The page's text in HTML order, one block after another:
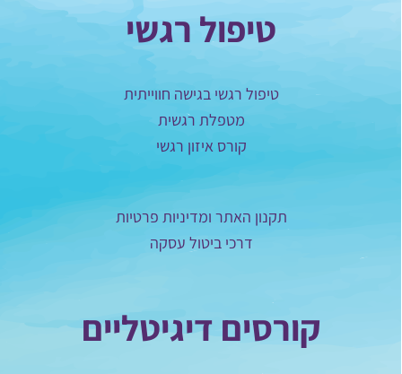
טיפול רגשי
טיפול רגשי בגישה חווייתית
מטפלת רגשית
קורס איזון רגשי
תקנון האתר ומדיניות פרטיות
דרכי ביטול עסקה
קורסים דיגיטליים